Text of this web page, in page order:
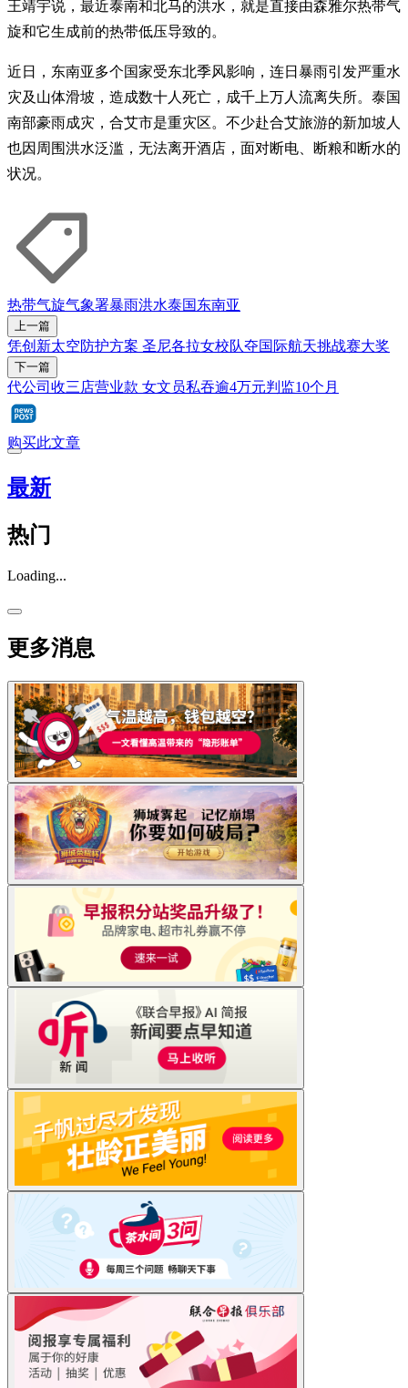
王靖宇说，最近泰南和北马的洪水，就是直接由森雅尔热带气
旋和它生成前的热带低压导致的。
近日，东南亚多个国家受东北季风影响，连日暴雨引发严重水
灾及山体滑坡，造成数十人死亡，成千上万人流离失所。泰国
南部豪雨成灾，合艾市是重灾区。不少赴合艾旅游的新加坡人
也因周围洪水泛滥，无法离开酒店，面对断电、断粮和断水的
状况。
热带气旋气象署暴雨洪水泰国东南亚
上一篇
凭创新太空防护方案 圣尼各拉女校队夺国际航天挑战赛大奖
下一篇
代公司收三店营业款 女文员私吞逾4万元判监10个月
购买此文章
最新
热门
Loading...
更多消息